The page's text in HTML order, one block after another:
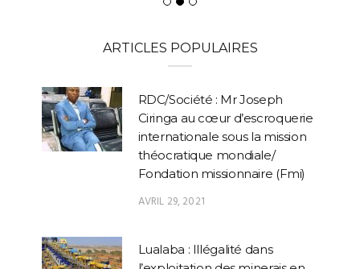
Ciringa au cœur d’escroquerie
internationale sous la mission
théocratique mondiale/
Fondation missionnaire (Fmi)
AVRIL 29, 2021
RD Congo, la SICOMINES fait